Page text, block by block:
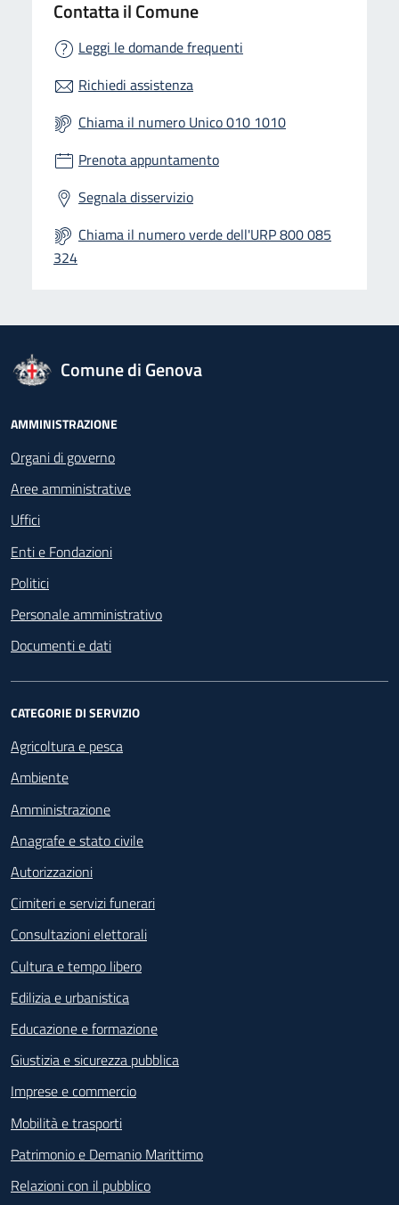
Contatta il Comune
Leggi le domande frequenti
Richiedi assistenza
Chiama il numero Unico 010 1010
Prenota appuntamento
Segnala disservizio
Chiama il numero verde dell'URP 800 085
324
logo Unione Europea
Comune di Genova
Footer - Navigazione
AMMINISTRAZIONE
Organi di governo
Aree amministrative
Uffici
Enti e Fondazioni
Politici
Personale amministrativo
Documenti e dati
CATEGORIE DI SERVIZIO
Agricoltura e pesca
Ambiente
Amministrazione
Anagrafe e stato civile
Autorizzazioni
Cimiteri e servizi funerari
Consultazioni elettorali
Cultura e tempo libero
Edilizia e urbanistica
Educazione e formazione
Giustizia e sicurezza pubblica
Imprese e commercio
Mobilità e trasporti
Patrimonio e Demanio Marittimo
Relazioni con il pubblico